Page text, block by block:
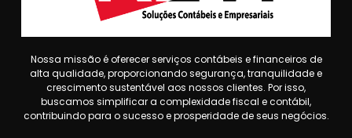
Nossa missão é oferecer serviços contábeis e financeiros de
alta qualidade, proporcionando segurança, tranquilidade e
crescimento sustentável aos nossos clientes. Por isso,
buscamos simplificar a complexidade fiscal e contábil,
contribuindo para o sucesso e prosperidade de seus negócios.